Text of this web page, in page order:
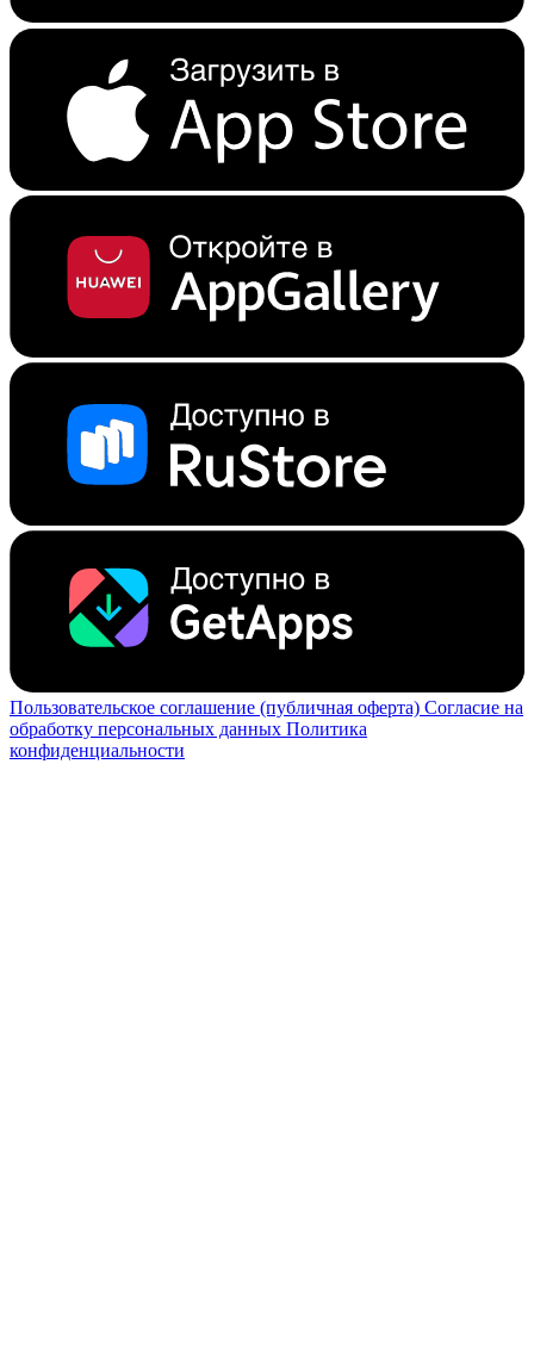
Пользовательское соглашение (публичная оферта) Согласие на
обработку персональных данных Политика
конфиденциальности